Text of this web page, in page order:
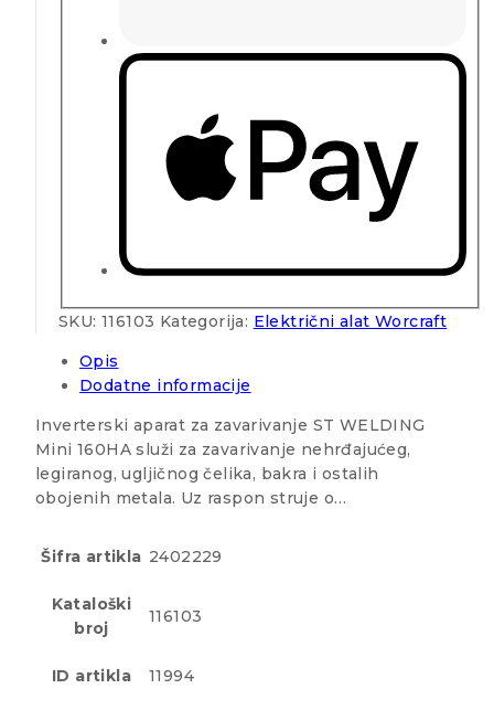
SKU: 116103 Kategorija: Električni alat Worcraft
Opis
Dodatne informacije
Inverterski aparat za zavarivanje ST WELDING
Mini 160HA služi za zavarivanje nehrđajućeg,
legiranog, ugljičnog čelika, bakra i ostalih
obojenih metala. Uz raspon struje o…
Šifra artikla 2402229
Kataloški
broj
116103
ID artikla 11994